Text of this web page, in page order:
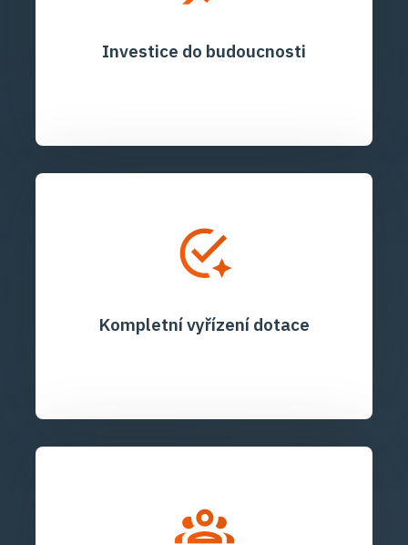
Investice do budoucnosti
Kompletní vyřízení dotace